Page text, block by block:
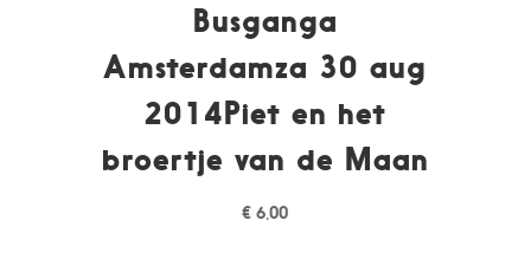
Busganga
Amsterdamza 30 aug
2014Piet en het
broertje van de Maan
€ 6,00